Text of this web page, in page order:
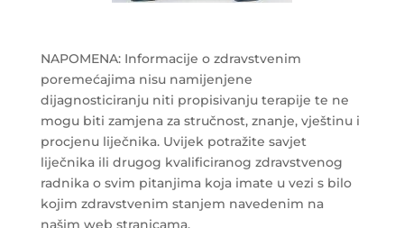
NAPOMENA: Informacije o zdravstvenim
poremećajima nisu namijenjene
dijagnosticiranju niti propisivanju terapije te ne
mogu biti zamjena za stručnost, znanje, vještinu i
procjenu liječnika. Uvijek potražite savjet
liječnika ili drugog kvalificiranog zdravstvenog
radnika o svim pitanjima koja imate u vezi s bilo
kojim zdravstvenim stanjem navedenim na
našim web stranicama.